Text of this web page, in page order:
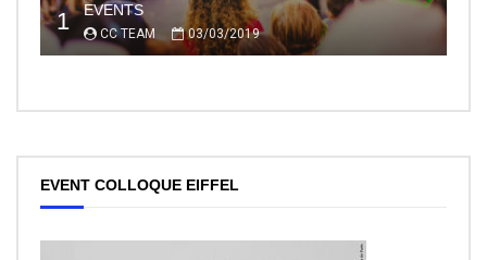
1 EVENTS
CC TEAM 03/03/2019
EVENT COLLOQUE EIFFEL